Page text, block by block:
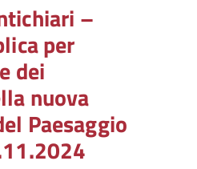
–
per
dei
nuova
Paesaggio